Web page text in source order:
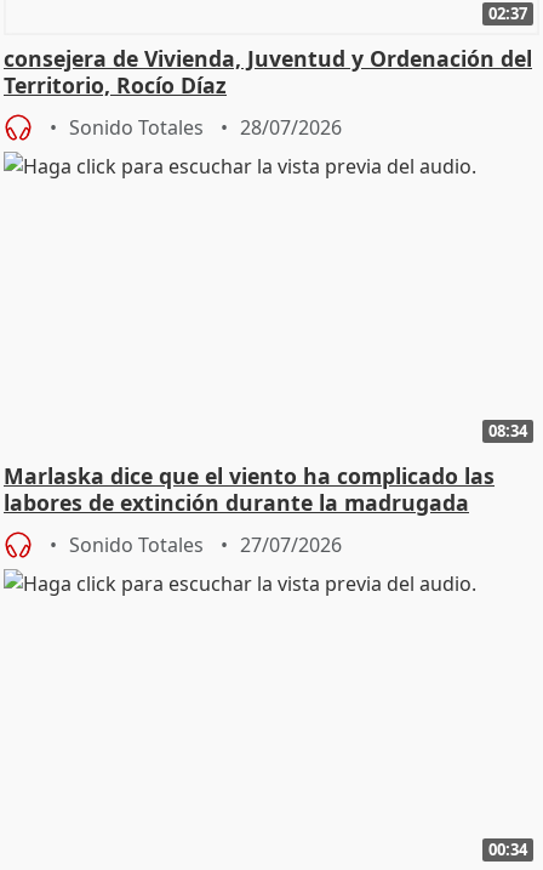
02:37
consejera de Vivienda, Juventud y Ordenación del
Territorio, Rocío Díaz
Sonido Totales 28/07/2026
08:34
Marlaska dice que el viento ha complicado las
labores de extinción durante la madrugada
Sonido Totales 27/07/2026
00:34